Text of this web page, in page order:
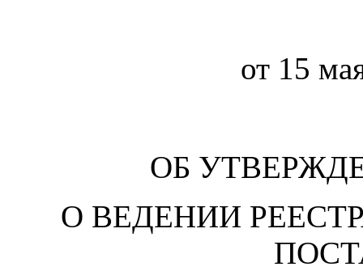
от 15
ОБ
О ВЕДЕНИИ